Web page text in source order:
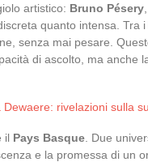
artistico: Bruno Pésery
quanto intensa. Tra
senza mai pesare.
di ascolto, ma anche
rivelazioni sulla
il Pays Basque . Due
e la promessa di un